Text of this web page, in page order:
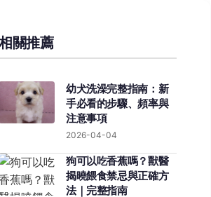
關推薦
幼犬洗澡完整指南：新
手必看的步驟、頻率與
注意事項
2026-04-04
狗可以吃香蕉嗎？獸醫
揭曉餵食禁忌與正確方
法｜完整指南